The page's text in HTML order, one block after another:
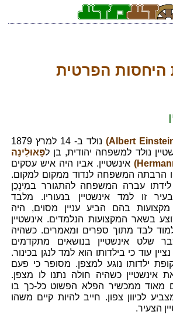
היחסות הפרטית
נולד ב- 14 למרץ 1879
נולד למשפחה יהודית, בן לפָּאוּלִינַה
אינשטיין. אביו היה איש עסקים
הרבתה המשפחה לנדוד ממקום למקום.
עברה המשפחה להתגורר במִינְכֵן
זו למד אינשטיין בנעוריו. מלבד
מקצועות בהם הביע עניין מסוים, היה
בשאר המקצועות הנלמדים. אינשטיין
לבד מתוך ספרים ומאמרים. כשהיה
שלט אינשטיין בנושאים מתקדמים
עוד כי בילדותו הוא למד לנגן בכינור.
ילדותו נוגע למצפן. מסופר כי פעם
כשהיה חולה נתנו לו מצפן.
מאוד ממכשיר הפלא הפשוט כל-כך בו
לכיוון צפון. חייב להיות קיים משהו
הצעיר.